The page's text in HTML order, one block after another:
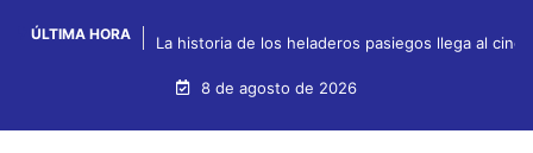
ÚLTIMA HORA La historia de los heladeros pasiegos llega al
8 de agosto de 2026